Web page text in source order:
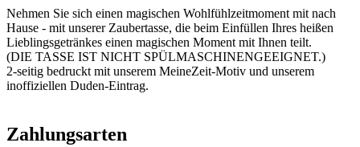
Nehmen Sie sich einen magischen Wohlfühlzeitmoment mit nach
Hause - mit unserer Zaubertasse, die beim Einfüllen Ihres heißen
Lieblingsgetränkes einen magischen Moment mit Ihnen teilt.
(DIE TASSE IST NICHT SPÜLMASCHINENGEEIGNET.)
2-seitig bedruckt mit unserem MeineZeit-Motiv und unserem
inoffiziellen Duden-Eintrag.
Zahlungsarten